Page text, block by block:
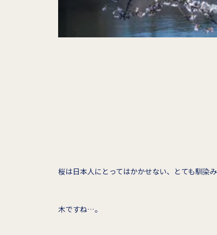
桜は日本人にとってはかかせない、とても馴染
木ですね…。